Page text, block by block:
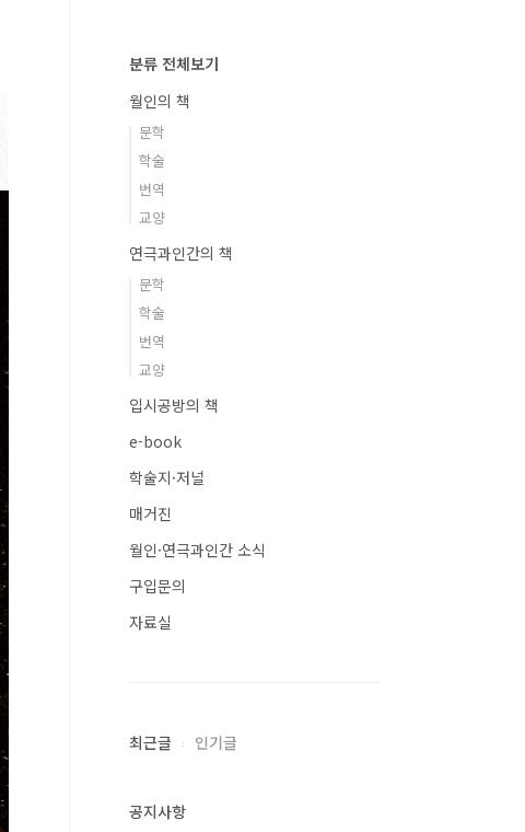
분류 전체보기
월인의 책
문학
학술
번역
교양
연극과인간의 책
문학
학술
번역
교양
입시공방의 책
e-book
학술지·저널
매거진
월인·연극과인간 소식
구입문의
자료실
최근글 인기글
공지사항